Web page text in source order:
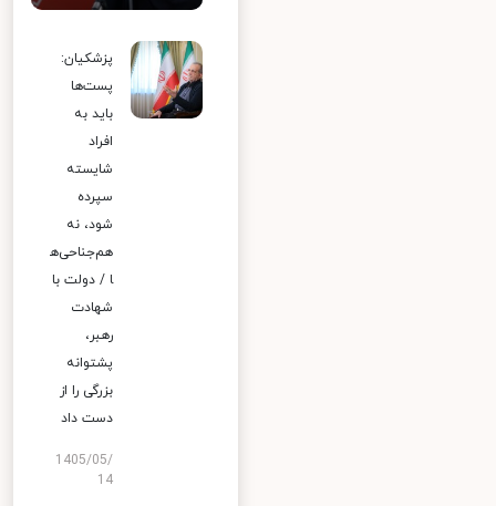
پزشکیان:
پست‌ها
باید به
افراد
شایسته
سپرده
شود، نه
هم‌جناحی‌ه
ا / دولت با
شهادت
رهبر،
پشتوانه
بزرگی را از
دست داد
1405/05/
14